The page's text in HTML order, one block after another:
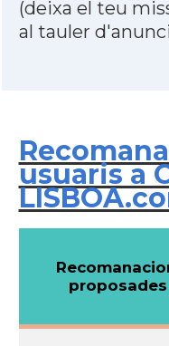
(deixa el teu
al tauler
usuaris a